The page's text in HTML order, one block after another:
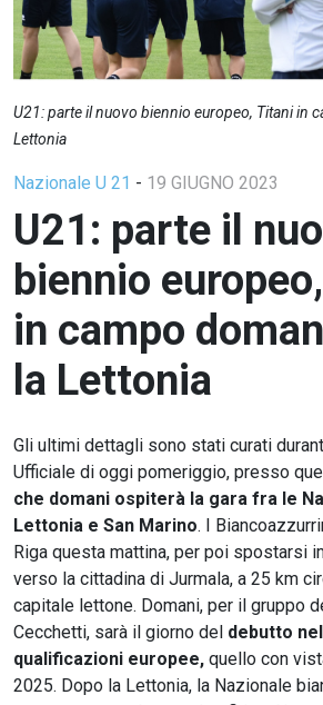
U21: parte il nuovo biennio europeo, Titani in
Lettonia
Nazionale U 21 - 19 GIUGNO 2023
U21: parte il
biennio
in campo
la Lettonia
Gli ultimi dettagli sono stati curati
Ufficiale di oggi pomeriggio, presso
che domani ospiterà la gara fra le
Lettonia e San Marino. I
Riga questa mattina, per poi spostarsi
verso la cittadina di Jurmala, a 25 km
capitale lettone. Domani, per il gruppo
Cecchetti, sarà il giorno del debutto
qualificazioni europee, quello con
2025. Dopo la Lettonia, la Nazionale